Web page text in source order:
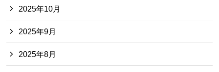
2025年10月
2025年9月
2025年8月